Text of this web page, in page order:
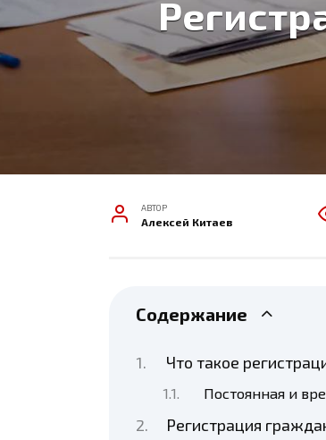
АВТОР
Алексей Китаев
Содержание
Что такое
Постоянная и
Регистрация